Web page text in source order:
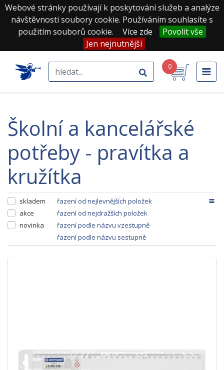
Webové stránky používají k poskytování služeb a analýze
návštěvnosti soubory cookie. Používáním souhlasíte s
použitím souborů cookie.
Více zde
Povolit vše
Jen nejnutnější
0
školní a kancelářské
potřeby - pravítka a
kružítka
skladem
akce
novinka
řazení od nejlevnějších položek
řazení od nejdražších položek
řazení podle názvu vzestupně
řazení podle názvu sestupně